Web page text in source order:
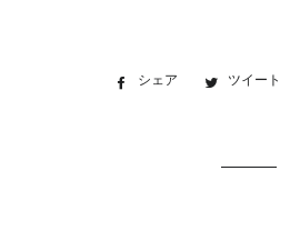
シェア
Facebookツイート